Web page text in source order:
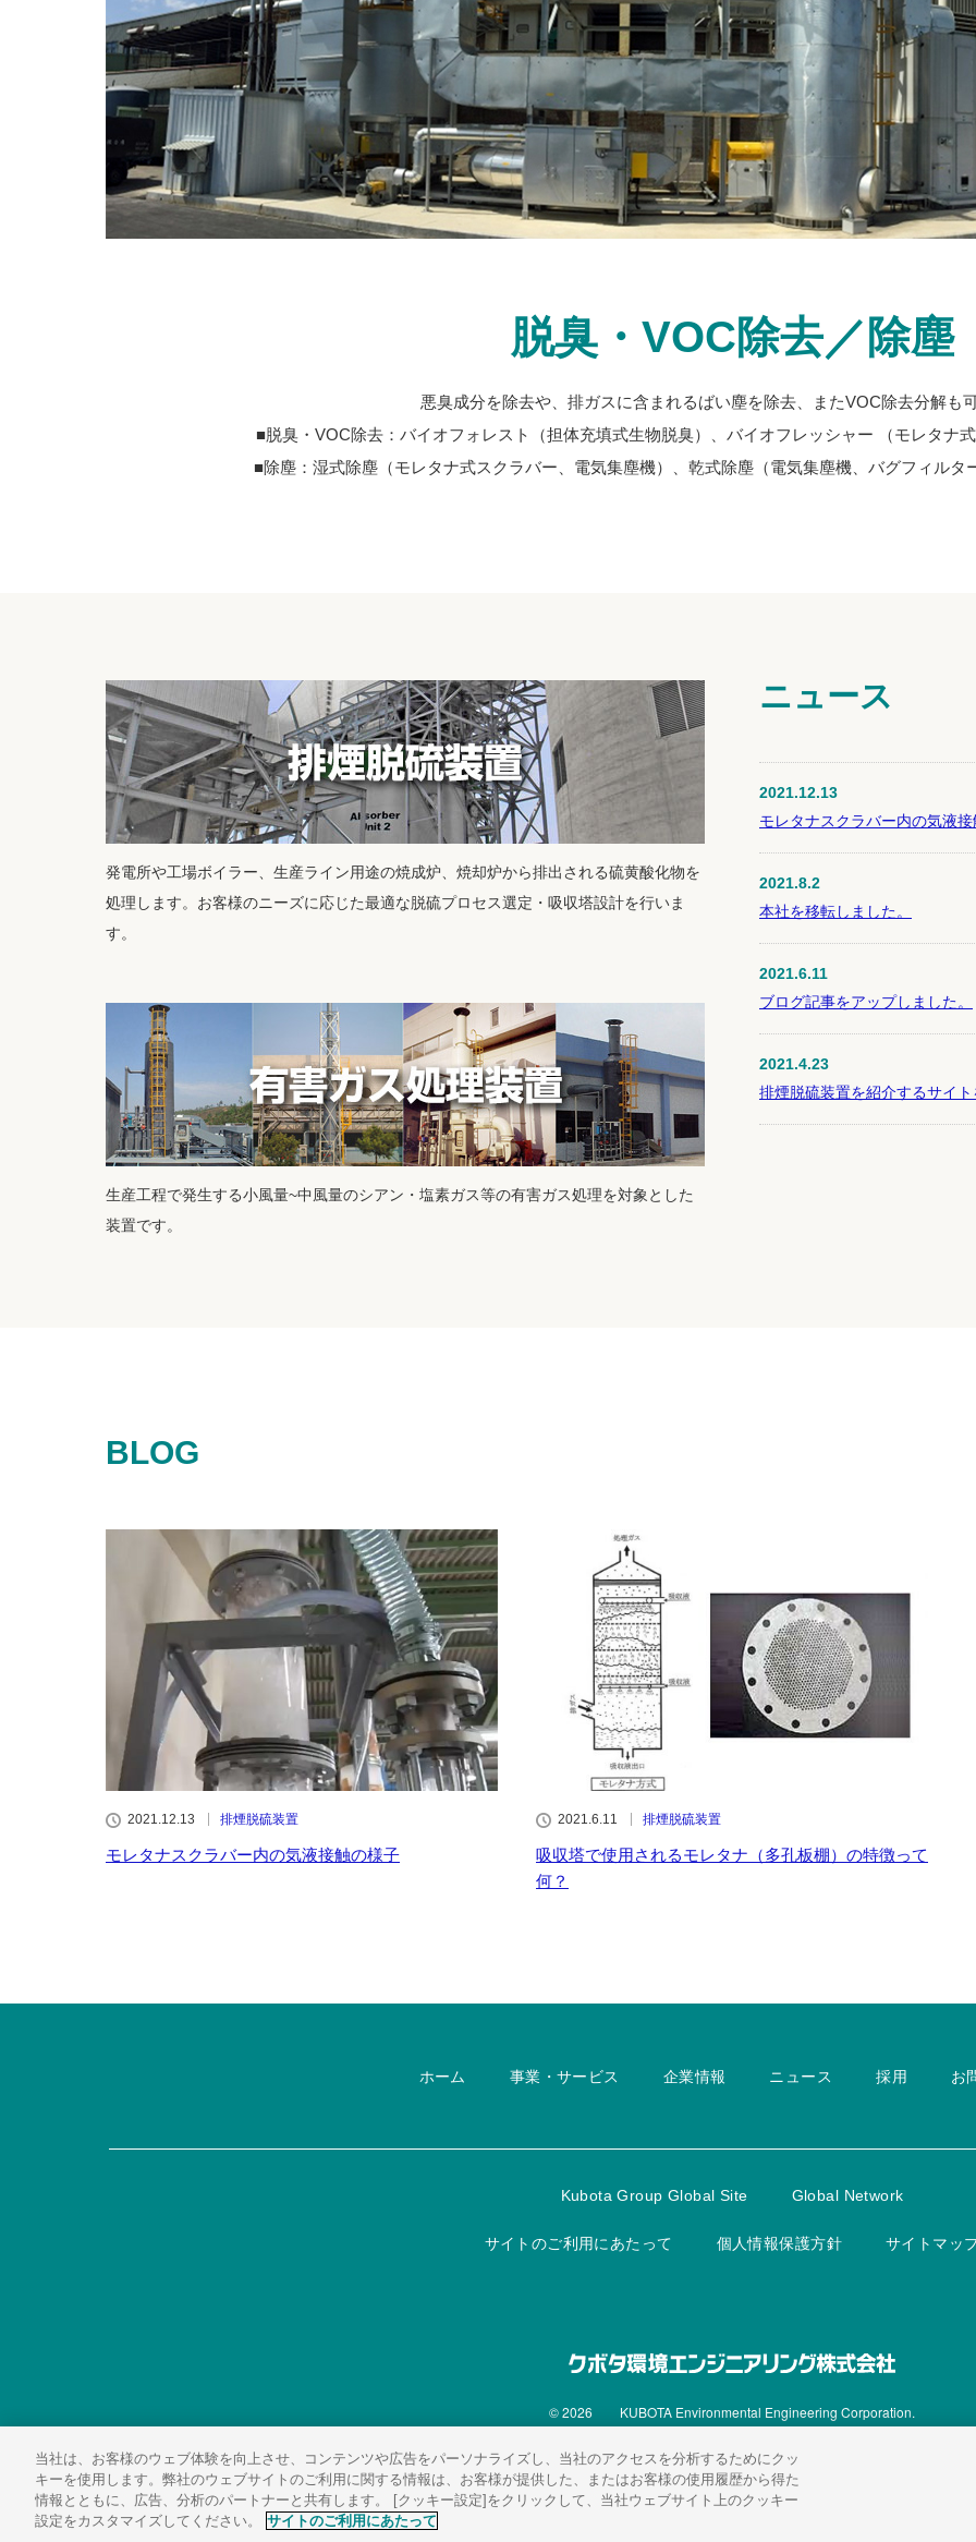
脱臭・VOC除去／除塵
悪臭成分を除去や、排ガスに含まれるばい塵を除去、またVOC除去分解も可
■脱臭・VOC除去：バイオフォレスト（担体充填式生物脱臭）、バイオフレッシャー （モレタ
■除塵：湿式除塵（モレタナ式スクラバー、電気集塵機）、乾式除塵（電気
発電所や工場ボイラー、生産ライン用途の焼成炉、焼却炉から排出される硫黄酸化物を
処理します。お客様のニーズに応じた最適な脱硫プロセス選定・吸収塔設計を行いま
す。
生産工程で発生する小風量~中風量のシアン・塩素ガス等の有害ガス処理を対象とした
装置です。
ニュース
2021.12.13
モレタナスクラバー内の気液
2021.8.2
本社を移転しました。
2021.6.11
ブログ記事をアップしました。
2021.4.23
排煙脱硫装置を紹介するサイト
BLOG
2021.12.13 排煙脱硫装置
モレタナスクラバー内の気液接触の様子
2021.6.11 排煙脱硫装置
吸収塔で使用されるモレタナ（多孔板棚）の特徴って
何？
ホーム 事業・サービス 企業情報 ニュース 採用 お
Kubota Group Global Site Global Network
サイトのご利用にあたって 個人情報保護方針 サイトマッ
© 2026 KUBOTA Environmental Engineering Corporation.
当社は、お客様のウェブ体験を向上させ、コンテンツや広告をパーソナライズし、当社のアクセスを分析するためにクッ
キーを使用します。弊社のウェブサイトのご利用に関する情報は、お客様が提供した、またはお客様の使用履歴から得た
情報とともに、広告、分析のパートナーと共有します。 [クッキー設定]をクリックして、当社ウェブサイト上のクッキー
設定をカスタマイズしてください。
サイトのご利用にあたって